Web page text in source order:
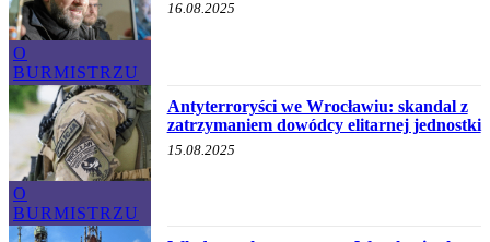
O
BURMISTRZU
16.08.2025
O
BURMISTRZU
Antyterroryści we Wrocławiu: skandal z
zatrzymaniem dowódcy elitarnej jednostki
15.08.2025